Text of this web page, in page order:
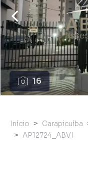
16
Início Carapicuíba
AP12724_ABVI